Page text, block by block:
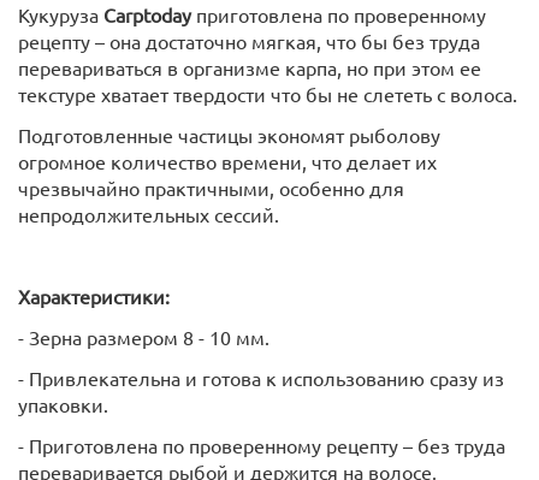
Кукуруза Carptodayприготовлена по проверенному
рецепту – она достаточно мягкая, что бы без труда
перевариваться в организме карпа, но при этом ее
текстуре хватает твердости что бы не слететь с волоса.
Подготовленные частицы экономят рыболову
огромное количество времени, что делает их
чрезвычайно практичными, особенно для
непродолжительных сессий.
Характеристики:
- Зерна размером 8 - 10 мм.
- Привлекательна и готова к использованию сразу из
упаковки.
- Приготовлена по проверенному рецепту – без труда
переваривается рыбой и держится на волосе.